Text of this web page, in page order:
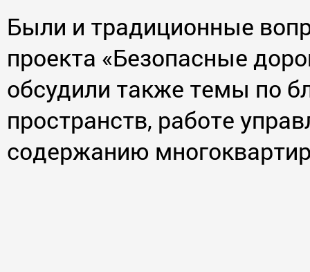
Были и традиционные
проекта «Безопасные
обсудили также темы по
пространств, работе
содержанию